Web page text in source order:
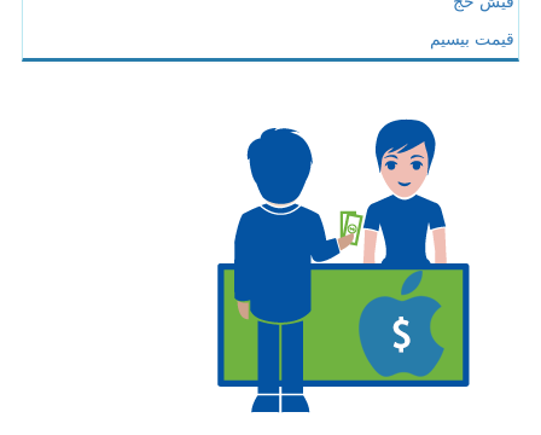
قیمت بیسیم